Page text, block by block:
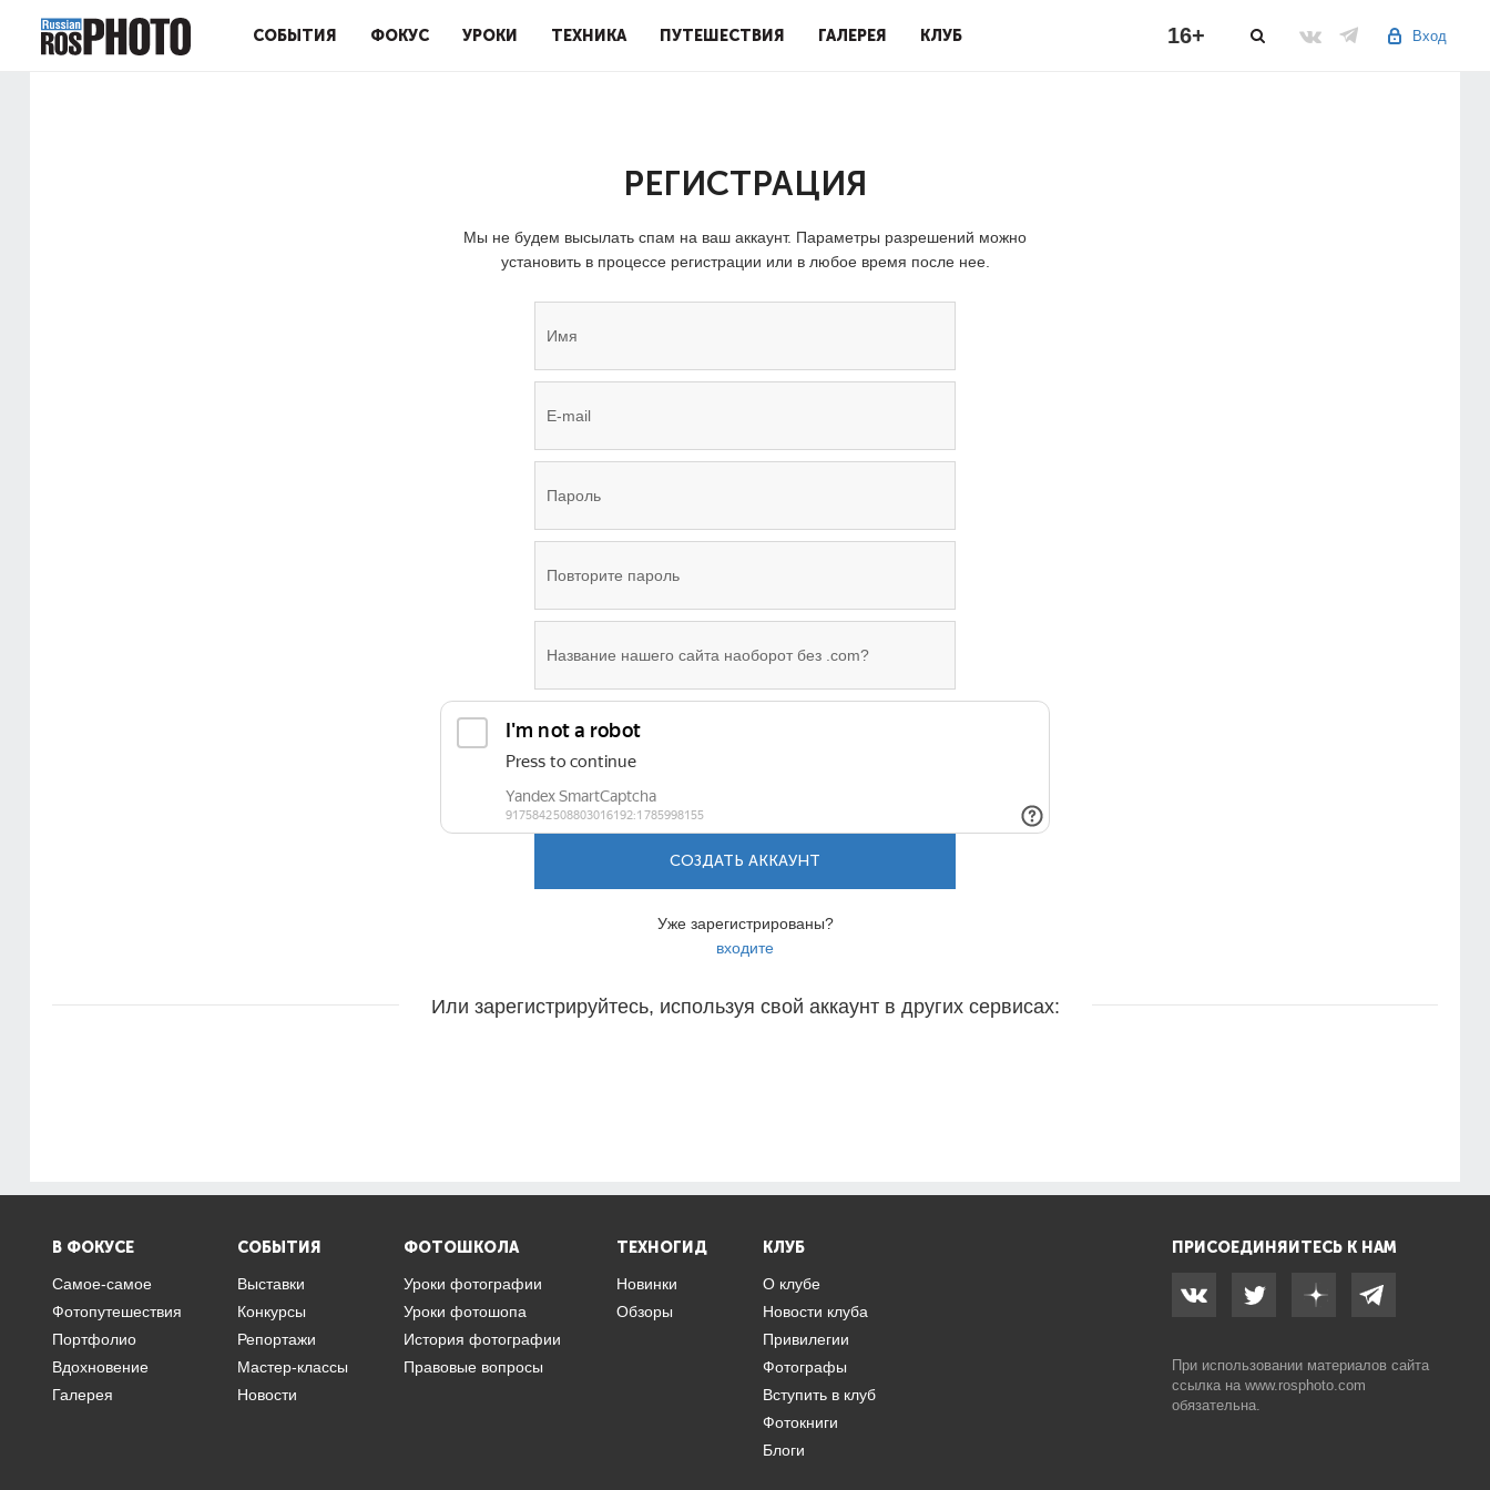
СОБЫТИЯ ФОКУС УРОКИ ТЕХНИКА ПУТЕШЕСТВИЯ ГАЛЕРЕЯ КЛУБ Вход
16+
РЕГИСТРАЦИЯ
Мы не будем высылать спам на ваш аккаунт. Параметры разрешений можно
установить в процессе регистрации или в любое время после нее.
СОЗДАТЬ АККАУНТ
Уже зарегистрированы?
входите
Или зарегистрируйтесь, используя свой аккаунт в других сервисах:
В ФОКУСЕ
Самое-самое
Фотопутешествия
Портфолио
Вдохновение
Галерея
СОБЫТИЯ
Выставки
Конкурсы
Репортажи
Мастер-классы
Новости
ФОТОШКОЛА
Уроки фотографии
Уроки фотошопа
История фотографии
Правовые вопросы
ТЕХНОГИД
Новинки
Обзоры
КЛУБ
О клубе
Новости клуба
Привилегии
Фотографы
Вступить в клуб
Фотокниги
Блоги
ПРИСОЕДИНЯЙТЕСЬ К НАМ
При использовании материалов сайта
ссылка на www.rosphoto.com
обязательна.